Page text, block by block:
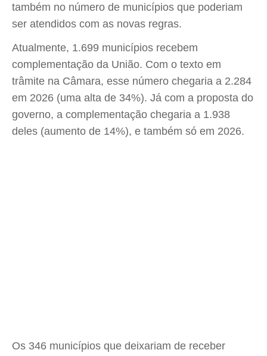
também no número de municípios que poderiam
ser atendidos com as novas regras.
Atualmente, 1.699 municípios recebem
complementação da União. Com o texto em
trâmite na Câmara, esse número chegaria a 2.284
em 2026 (uma alta de 34%). Já com a proposta do
governo, a complementação chegaria a 1.938
deles (aumento de 14%), e também só em 2026.
Os 346 municípios que deixariam de receber